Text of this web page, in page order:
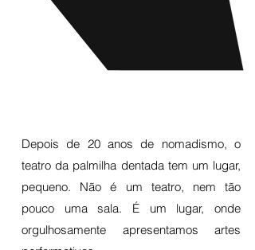
Depois de 20 anos de nomadismo, o
teatro da palmilha dentada tem um lugar,
pequeno. Não é um teatro, nem tão
pouco uma sala. É um lugar, onde
orgulhosamente apresentamos artes